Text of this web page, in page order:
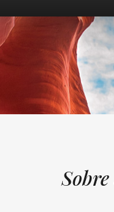
Sobre